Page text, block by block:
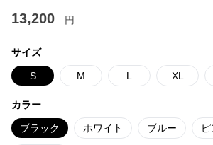
13,200 円
サイズ
S M L XL
カラー
ブラック ホワイト ブルー